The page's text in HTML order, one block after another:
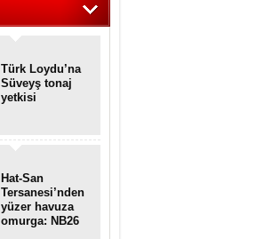
Türk Loydu’na
Süveyş tonaj
yetkisi
Hat-San
Tersanesi’nden
yüzer havuza
omurga: NB26